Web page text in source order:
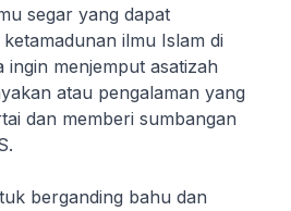
segar yang dapat
ilmu Islam di
ingin menjemput asatizah
atau pengalaman yang
dan memberi sumbangan
berganding bahu dan